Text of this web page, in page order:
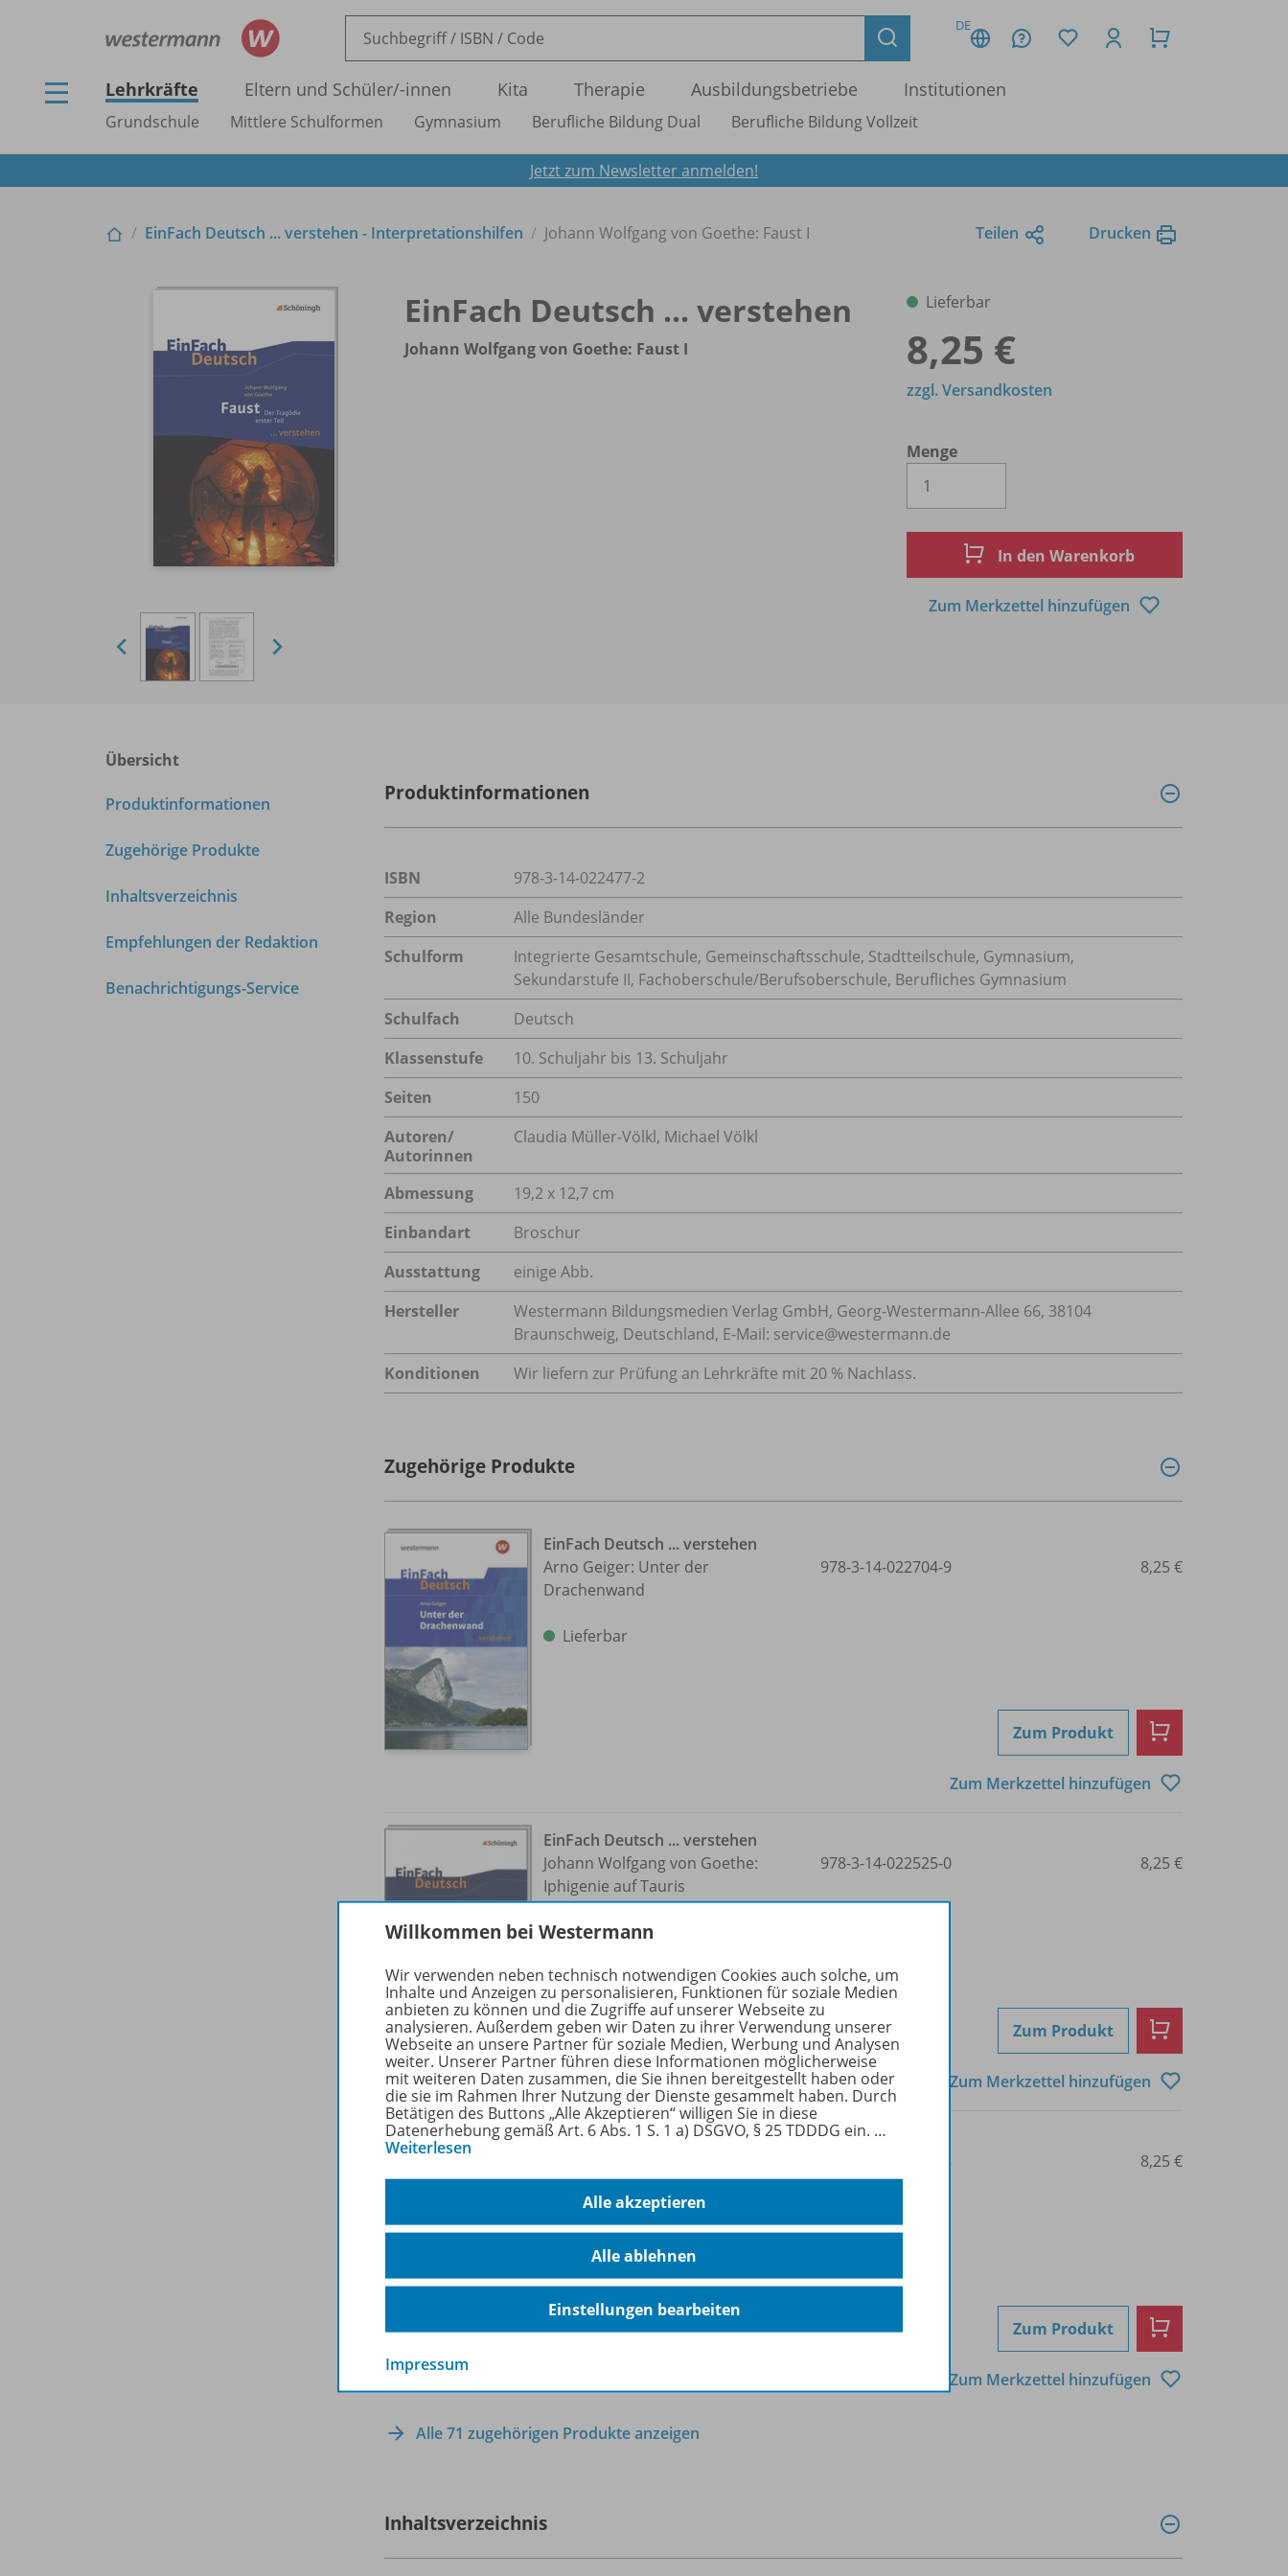
DE
Lehrkräfte Eltern und Schüler/-innen Kita Therapie Ausbildungsbetriebe Institutionen
Grundschule Mittlere Schulformen Gymnasium Berufliche Bildung Dual Berufliche Bildung Vollzeit
Jetzt zum Newsletter anmelden!
EinFach Deutsch ... verstehen - Interpretationshilfen Johann Wolfgang von Goethe: Faust I Teilen Drucken
EinFach Deutsch ... verstehen
Johann Wolfgang von Goethe: Faust I
Lieferbar
8,25 €
Menge
zzgl. Versandkosten
In den Warenkorb
Zum Merkzettel hinzufügen
Übersicht
Produktinformationen
Zugehörige Produkte
Inhaltsverzeichnis
Empfehlungen der Redaktion
Benachrichtigungs-Service
Produktinformationen
ISBN
978-3-14-022477-2
Region
Alle Bundesländer
Schulform
Integrierte Gesamtschule, Gemeinschaftsschule, Stadtteilschule, Gymnasium,
Sekundarstufe II, Fachoberschule/Berufsoberschule, Berufliches Gymnasium
Schulfach
Deutsch
Klassenstufe
10. Schuljahr bis 13. Schuljahr
Seiten
150
Autoren/
Autorinnen
Claudia Müller-Völkl, Michael Völkl
Abmessung
19,2 x 12,7 cm
Einbandart
Broschur
Ausstattung
einige Abb.
Hersteller
Westermann Bildungsmedien Verlag GmbH, Georg-Westermann-Allee 66, 38104
Braunschweig, Deutschland, E-Mail: service@westermann.de
Konditionen
Wir liefern zur Prüfung an Lehrkräfte mit 20 % Nachlass.
Zugehörige Produkte
EinFach Deutsch ... verstehen
Arno Geiger: Unter der
Drachenwand
Lieferbar
978-3-14-022704-9 8,25 €
Zum Produkt
Zum Merkzettel hinzufügen
EinFach Deutsch ... verstehen
Johann Wolfgang von Goethe:
Iphigenie auf Tauris
Lieferbar
978-3-14-022525-0 8,25 €
Zum Produkt
Zum Merkzettel hinzufügen
EinFach Deutsch ... verstehen
Leiden des jungen Werthers
Lieferbar
8,25 €
Zum Produkt
Zum Merkzettel hinzufügen
Alle 71 zugehörigen Produkte anzeigen
Inhaltsverzeichnis
Willkommen bei Westermann
Wir verwenden neben technisch notwendigen Cookies auch solche, um
Inhalte und Anzeigen zu personalisieren, Funktionen für soziale Medien
anbieten zu können und die Zugriffe auf unserer Webseite zu
analysieren. Außerdem geben wir Daten zu ihrer Verwendung unserer
Webseite an unsere Partner für soziale Medien, Werbung und Analysen
weiter. Unserer Partner führen diese Informationen möglicherweise
mit weiteren Daten zusammen, die Sie ihnen bereitgestellt haben oder
die sie im Rahmen Ihrer Nutzung der Dienste gesammelt haben. Durch
Betätigen des Buttons „Alle Akzeptieren“ willigen Sie in diese
Datenerhebung gemäß Art. 6 Abs. 1 S. 1 a) DSGVO, § 25 TDDDG ein. …
Weiterlesen
Alle akzeptieren
Alle ablehnen
Einstellungen bearbeiten
Impressum